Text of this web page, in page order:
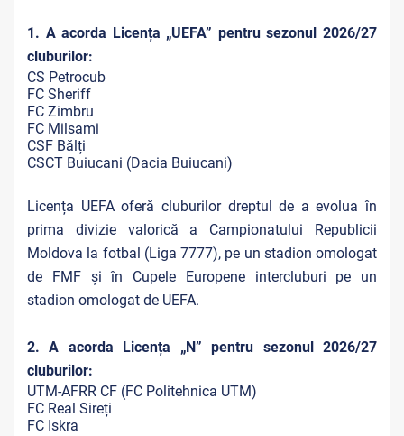
1. A acorda Licența „UEFA” pentru sezonul 2026/27
cluburilor:
CS Petrocub
FC Sheriff
FC Zimbru
FC Milsami
CSF Bălți
CSCT Buiucani (Dacia Buiucani)
Licența UEFA oferă cluburilor dreptul de a evolua în
prima divizie valorică a Campionatului Republicii
Moldova la fotbal (Liga 7777), pe un stadion omologat
de FMF și în Cupele Europene intercluburi pe un
stadion omologat de UEFA.
2. A acorda Licența „N” pentru sezonul 2026/27
cluburilor:
UTM-AFRR CF (FC Politehnica UTM)
FC Real Sireți
FC Iskra